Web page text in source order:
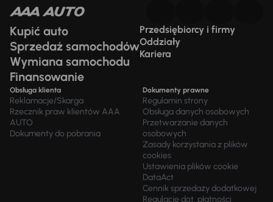
Kupić auto
Sprzedaż samochodów
Wymiana samochodu
Finansowanie
Przedsiębiorcy i firmy
Oddziały
Kariera
Obsługa klienta
Reklamacje/Skarga
Rzecznik praw klientów AAA
AUTO
Dokumenty do pobrania
Dokumenty prawne
Regulamin strony
Obsługa danych osobowych
Przetwarzanie danych
osobowych
Zasady korzystania z plików
cookies
Ustawienia plików cookie
DataAct
Cennik sprzedaży dodatkowej
Regulacje dot. płatności